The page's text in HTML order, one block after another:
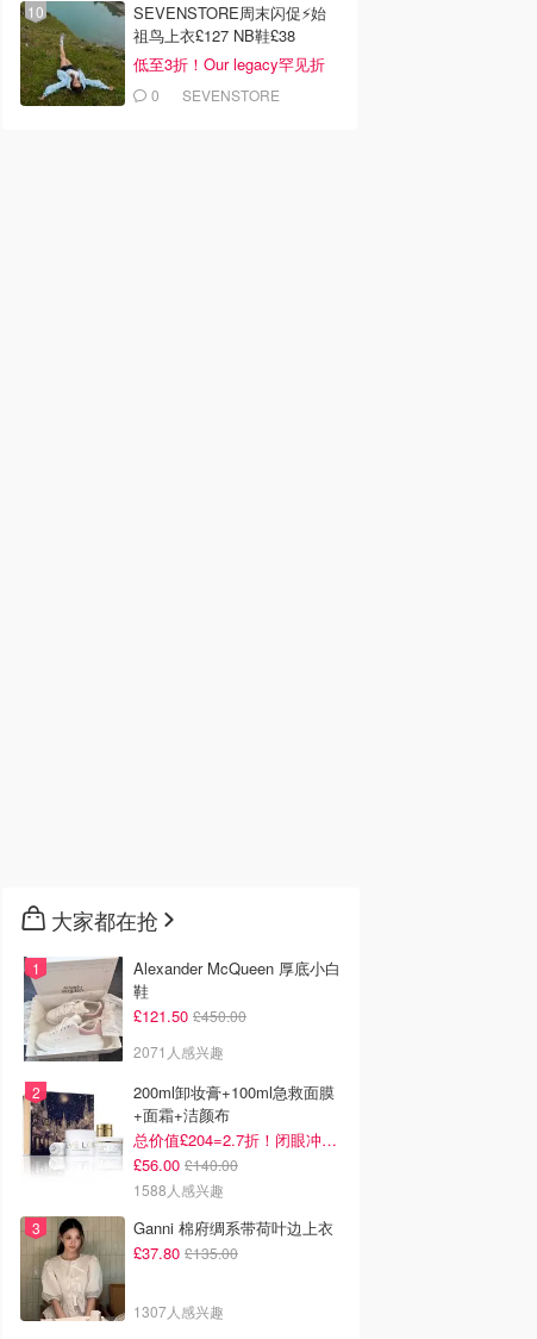
SEVENSTORE周末闪促⚡️始
祖鸟上衣£127 NB鞋£38
低至3折！Our legacy罕见折
0 SEVENSTORE
大家都在抢
Alexander McQueen 厚底小白
鞋
£121.50 £450.00
2071人感兴趣
200ml卸妆膏+100ml急救面膜
+面霜+洁颜布
总价值£204=2.7折！闭眼冲这套！
£56.00 £140.00
1588人感兴趣
Ganni 棉府绸系带荷叶边上衣
£37.80 £135.00
1307人感兴趣